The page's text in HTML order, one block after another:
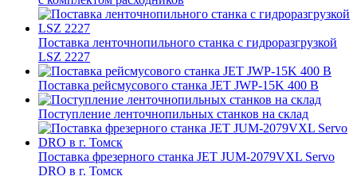
Поставка ленточнопильного станка c гидроразгрузкой
LSZ 2227
Поставка рейсмусового станка JET JWP-15K 400 В
Поступление ленточнопильных станков на склад
Поставка фрезерного станка JET JUM-2079VXL Servo
DRO в г. Томск